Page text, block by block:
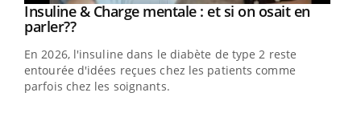
Youtube
Insuline & Charge mentale : et si on osait en
parler??Youtube
En 2026, l'insuline dans le diabète de type 2 reste
entourée d'idées reçues chez les patients comme
parfois chez les soignants.